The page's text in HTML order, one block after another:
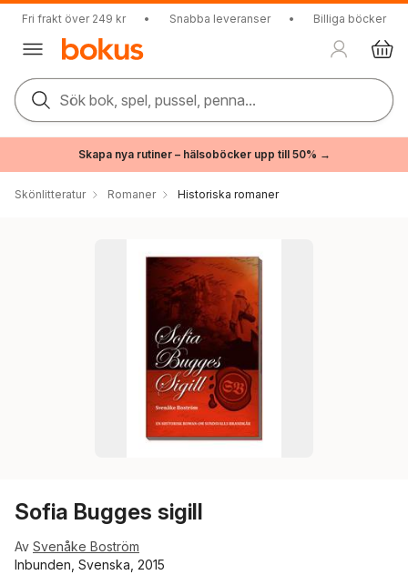
Fri frakt över 249 kr • Snabba leveranser • Billiga böcker
Sök bok, spel, pussel, penna...
Skapa nya rutiner – hälsoböcker upp till 50% →
Skönlitteratur Romaner Historiska romaner
Sofia Bugges sigill
Av Svenåke Boström
Inbunden, Svenska, 2015